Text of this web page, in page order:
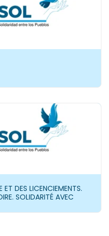
ET DES LICENCIEMENTS.
SOLIDARITÉ AVEC